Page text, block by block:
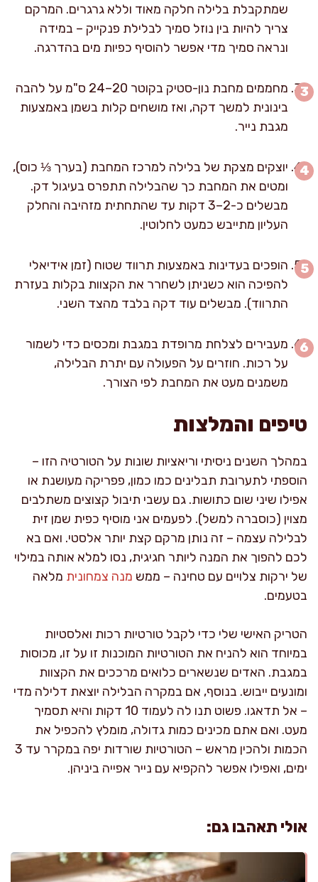
שמתקבלת בלילה חלקה מאוד וללא גרגרים. המרקם
צריך להיות בין נוזל סמיך לבלילת פנקייק – במידה
ונראה סמיך מדי אפשר להוסיף כפיות מים בהדרגה.
מחממים מחבת נון-סטיק בקוטר 20–24 ס"מ על להבה
בינונית למשך דקה, ואז מושחים קלות בשמן באמצעות
מגבת נייר.
יוצקים מצקת של בלילה למרכז המחבת (בערך ⅓ כוס),
ומטים את המחבת כך שהבלילה תתפרס בעיגול דק.
מבשלים כ-2–3 דקות עד שהתחתית מזהיבה והחלק
העליון מתייבש כמעט לחלוטין.
הופכים בעדינות באמצעות תרווד שטוח (זמן אידיאלי
להפיכה הוא כשניתן לשחרר את הקצוות בקלות בעזרת
התרווד). מבשלים עוד דקה בלבד מהצד השני.
מעבירים לצלחת מרופדת במגבת ומכסים כדי לשמור
על רכות. חוזרים על הפעולה עם יתרת הבלילה,
משמנים מעט את המחבת לפי הצורך.
טיפים והמלצות
במהלך השנים ניסיתי וריאציות שונות על הטורטיה הזו –
הוספתי לתערובת תבלינים כמו כמון, פפריקה מעושנת או
אפילו שיני שום כתושות. גם עשבי תיבול קצוצים משתלבים
מצוין (כוסברה למשל). לפעמים אני מוסיף כפית שמן זית
לבלילה עצמה – זה נותן מרקם קצת יותר אלסטי. ואם בא
לכם להפוך את המנה ליותר חגיגית, נסו למלא אותה במילוי
של ירקות צלויים עם טחינה – ממש מנה צמחונית מלאה
בטעמים.
הטריק האישי שלי כדי לקבל טורטיות רכות ואלסטיות
במיוחד הוא להניח את הטורטיות המוכנות זו על זו, מכוסות
במגבת. האדים שנשארים כלואים מרככים את הקצוות
ומונעים ייבוש. בנוסף, אם במקרה הבלילה יוצאת דלילה מדי
– אל תדאגו. פשוט תנו לה לעמוד 10 דקות והיא תסמיך
מעט. ואם אתם מכינים כמות גדולה, מומלץ להכפיל את
הכמות ולהכין מראש – הטורטיות שורדות יפה במקרר עד 3
ימים, ואפילו אפשר להקפיא עם נייר אפייה ביניהן.
אולי תאהבו גם: